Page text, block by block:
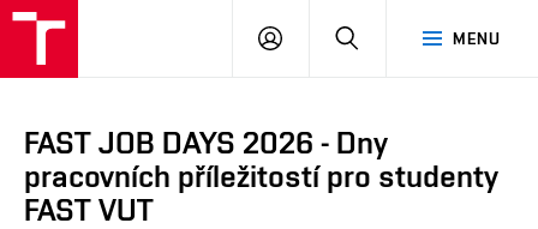
Brno
MENU
PŘIHLÁSIT
FAST JOB DAYS 2026 - Dny
pracovních příležitostí pro studenty
FAST VUT